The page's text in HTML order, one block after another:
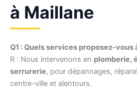
à Maillane
Q1 : Quels services proposez-vous
R : Nous intervenons en plomberie,
serrurerie, pour dépannages,
centre-ville et alentours.